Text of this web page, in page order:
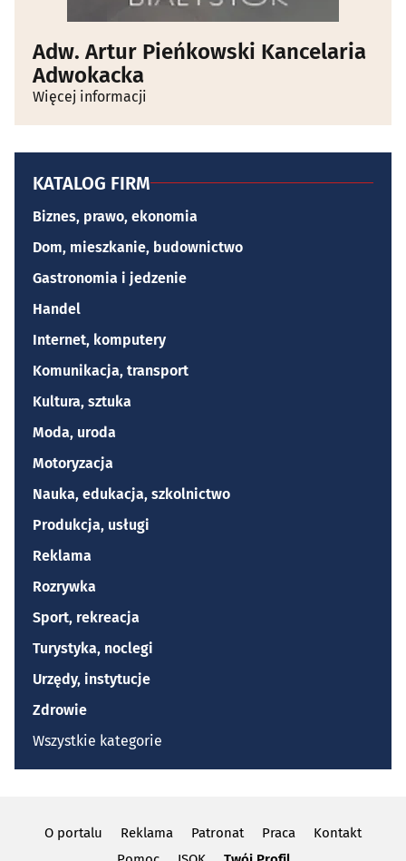
Adw. Artur Pieńkowski Kancelaria
Adwokacka
Więcej informacji
KATALOG FIRM
Biznes, prawo, ekonomia
Dom, mieszkanie, budownictwo
Gastronomia i jedzenie
Handel
Internet, komputery
Komunikacja, transport
Kultura, sztuka
Moda, uroda
Motoryzacja
Nauka, edukacja, szkolnictwo
Produkcja, usługi
Reklama
Rozrywka
Sport, rekreacja
Turystyka, noclegi
Urzędy, instytucje
Zdrowie
Wszystkie kategorie
O portalu Reklama Patronat Praca
Kontakt